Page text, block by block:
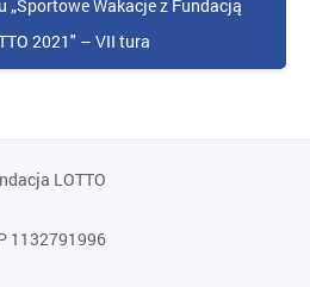
„Sportowe Wakacje z Fundacją
2021″ – VII tura
LOTTO
1132791996